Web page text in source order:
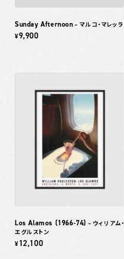
Sunday Afternoon – マルコ・マレッラ
¥9,900
Los Alamos (1966-74) – ウィリアム・
エグルストン
¥12,100